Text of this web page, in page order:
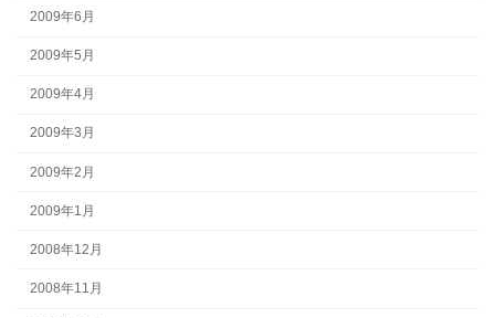
2009年6月
2009年5月
2009年4月
2009年3月
2009年2月
2009年1月
2008年12月
2008年11月